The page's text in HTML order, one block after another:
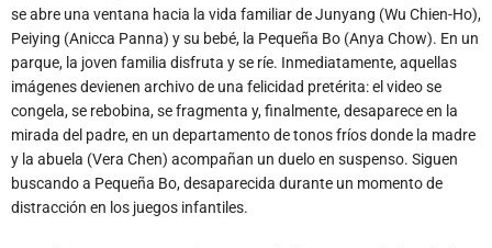
se abre una ventana hacia la vida familiar de Junyang (Wu Chien-Ho),
Peiying (Anicca Panna) y su bebé, la Pequeña Bo (Anya Chow). En un
parque, la joven familia disfruta y se ríe. Inmediatamente, aquellas
imágenes devienen archivo de una felicidad pretérita: el video se
congela, se rebobina, se fragmenta y, finalmente, desaparece en la
mirada del padre, en un departamento de tonos fríos donde la madre
y la abuela (Vera Chen) acompañan un duelo en suspenso. Siguen
buscando a Pequeña Bo, desaparecida durante un momento de
distracción en los juegos infantiles.